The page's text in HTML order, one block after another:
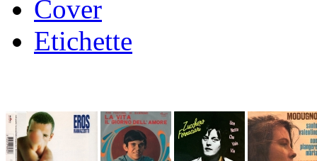
Cover
Etichette